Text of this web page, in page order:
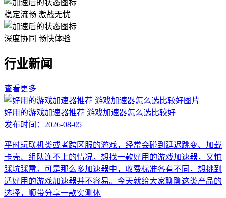
稳定流畅 激战无忧
深度协同 畅快体验
行业新闻
查看更多
好用的游戏加速器推荐 游戏加速器怎么选比较好
发布时间： 2026-08-05
平时玩联机类或者跨区服的游戏，经常会碰到延迟跳变、加载
卡壳、组队连不上的情况，想找一款好用的游戏加速器，又怕
踩坑踩雷。可是那么多加速器中，收费标准各有不同，想挑到
适好用的游戏加速器并不容易。今天就给大家聊聊这类产品的
选择，顺带分享一款实测体